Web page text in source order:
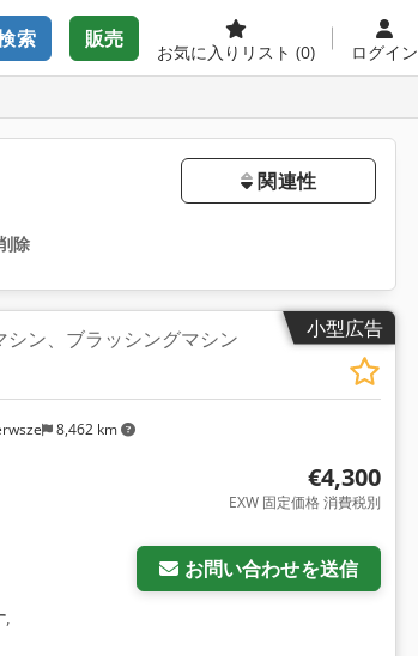
索 販売
お気に入りリスト (0) ログイン
関連性
除
小型広告
8,462 km
シン、ブラッシングマシン
€4,300
EXW 固定価格 消費税別
お問い合わせを送信
,